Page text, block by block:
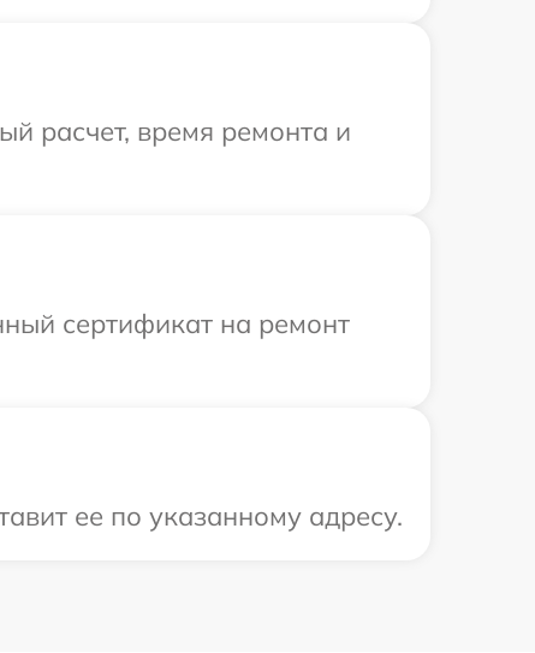
расчет, время ремонта и
сертификат на ремонт
ее по указанному адресу.